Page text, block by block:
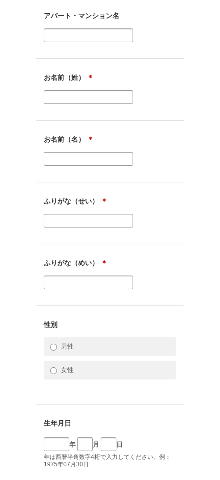
アパート・マンション名
お名前（姓） ＊
お名前（名） ＊
ふりがな（せい） ＊
ふりがな（めい） ＊
性別
男性
女性
生年月日
年 月 日
年は西暦半角数字4桁で入力してください。例：
1975年07月30日